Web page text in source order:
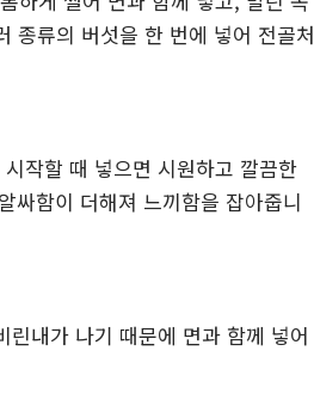
종류의 버섯을 한 번에 넣어 전골처
작할 때 넣으면 시원하고 깔끔한
싸함이 더해져 느끼함을 잡아줍니
내가 나기 때문에 면과 함께 넣어